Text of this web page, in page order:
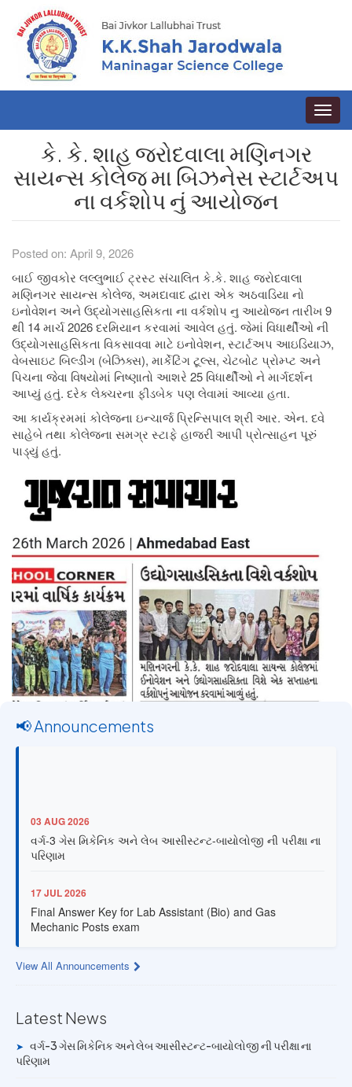
Toggle
કે. કે. શાહ જરોદવાલા મણિનગર
સાયન્સ કોલેજ મા બિઝનેસ સ્ટાર્ટઅપ
ના વર્કશોપ નું આયોજન
Posted on: April 9, 2026
બાઈ જીવકોર લલ્લુભાઈ ટ્રસ્ટ સંચાલિત કે.કે. શાહ જરોદવાલા
મણિનગર સાયન્સ કોલેજ, અમદાવાદ દ્વારા એક અઠવાડિયા નો
ઇનોવેશન અને ઉદ્યોગસાહસિકતા ના વર્કશોપ નુ આયોજન તારીખ 9
થી 14 માર્ચ 2026 દરમિયાન કરવામાં આવેલ હતું. જેમાં વિધાર્થીઓ ની
ઉદ્યોગસાહસિકતા વિકસાવવા માટે ઇનોવેશન, સ્ટાર્ટઅપ આઇડિયાઝ,
વેબસાઇટ બિલ્ડીંગ (બેઝિક્સ), માર્કેટિંગ ટૂલ્સ, ચેટબોટ પ્રોમ્પ્ટ અને
પિચના જેવા વિષયોમાં નિષ્ણાતો આશરે 25 વિધાર્થીઓ ને માર્ગદર્શન
આપ્યું હતું. દરેક લેક્ચરના ફીડબેક પણ લેવામાં આવ્યા હતા.
આ કાર્યક્રમમાં કોલેજના ઇન્ચાર્જ પ્રિન્સિપાલ શ્રી આર. એન. દવે
સાહેબે તથા કોલેજના સમગ્ર સ્ટાફે હાજરી આપી પ્રોત્સાહન પૂરું
પાડ્યું હતું.
📢 Announcements
03 AUG 2026
વર્ગ-3 ગેસ મિકેનિક અને લેબ આસીસ્ટન્ટ-બાયોલોજી ની પરીક્ષા ના
પરિણામ
17 JUL 2026
Final Answer Key for Lab Assistant (Bio) and Gas
Mechanic Posts exam
Provisional Answer Key for Lab Assistant (Bio) and Gas
University Rank Achievers – T.Y. B.Sc. Sem-6 (2025–26)
View All Announcements
Latest News
➤ વર્ગ-3 ગેસ મિકેનિક અને લેબ આસીસ્ટન્ટ-બાયોલોજી ની પરીક્ષા ના
પરિણામ